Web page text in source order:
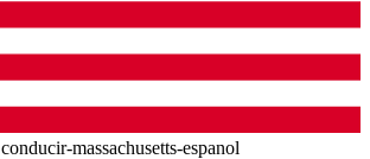
conducir-massachusetts-espanol